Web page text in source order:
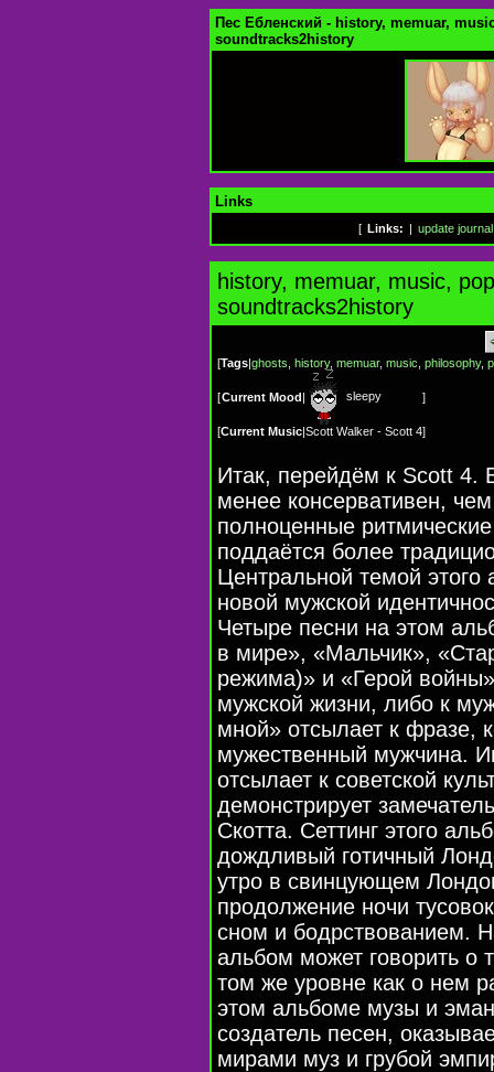
Пес Ебленский - history, memuar,
soundtracks2history
Links
[ Links: update journal
history, memuar, music,
soundtracks2history
[Tags|ghosts history, memuar, music philosophy,
[Current Mood| sleepy ]
[Current Music|Scott Walker - Scott 4]
Итак, перейдём к Scott 4.
менее консервативен,
полноценные
поддаётся более
Центральной темой этого
новой мужской
Четыре песни на этом
в мире», «Мальчик»,
режима)» и «Герой
мужской жизни, либо к
мной» отсылает к фразе,
мужественный мужчина.
отсылает к советской
демонстрирует
Скотта. Сеттинг этого
дождливый готичный
утро в свинцующем
продолжение ночи
сном и бодрствованием.
альбом может говорить о
том же уровне как о нем
этом альбоме музы и
создатель песен,
мирами муз и грубой